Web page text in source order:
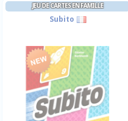
JEU DE CARTES EN FAMILLE
Subito